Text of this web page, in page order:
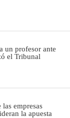
un profesor ante
el Tribunal
empresas
la apuesta